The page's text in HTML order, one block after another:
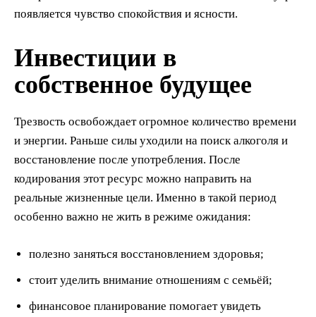
появляется чувство спокойствия и ясности.
Инвестиции в
собственное будущее
Трезвость освобождает огромное количество времени
и энергии. Раньше силы уходили на поиск алкоголя и
восстановление после употребления. После
кодирования этот ресурс можно направить на
реальные жизненные цели. Именно в такой период
особенно важно не жить в режиме ожидания:
полезно заняться восстановлением здоровья;
стоит уделить внимание отношениям с семьёй;
финансовое планирование помогает увидеть